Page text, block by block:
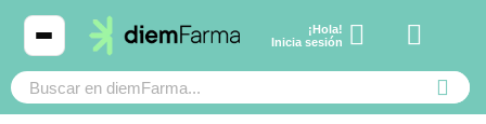
¡Hola!
Inicia sesión
Ver carrito